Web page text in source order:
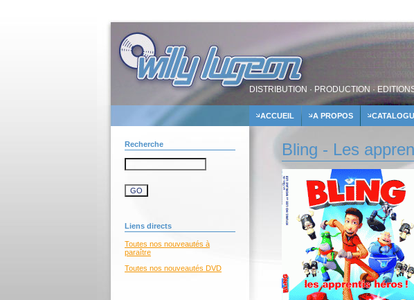
DISTRIBUTION · PRODUCTION ·
ACCUEIL A PROPOS
Recherche
Liens directs
Toutes nos nouveautés à
paraître
Toutes nos nouveautés DVD
Bling - Les